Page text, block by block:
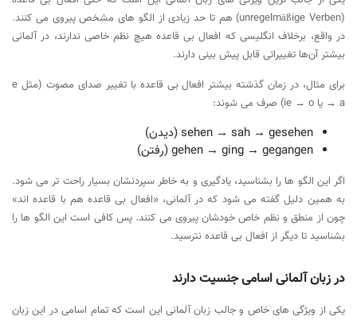
(unregelmäßige Verben) هم تا حد زیادی از الگو های مشخص پیروی می کنند.
در واقع، برخلاف انگلیسی که افعال بی قاعده هیچ نظم خاصی ندارند، در آلمانی
بیشتر آن‌ها تغییراتی قابل پیش بینی دارند.
برای مثال، در زمان گذشته بیشتر افعال بی قاعده با تغییر صدای مصوت (مثل e
→ a یا ie → o) صرف می شوند:
sehen → sah → gesehen (دیدن)
gehen → ging → gegangen (رفتن)
اگر این الگو ها را بشناسید، یادگیری و به خاطر سپردنشان بسیار راحت تر می شود.
به همین دلیل گفته می شود که در آلمانی، «افعال بی قاعده هم با قاعده اند»
چون از منطق و نظم خاص خودشان پیروی می کنند. پس کافی است این الگو ها را
بشناسید تا دیگر از افعال بی قاعده نترسید.
در زبان آلمانی اسامی جنسیت دارند
یکی از ویژگی های خاص و جالب زبان آلمانی این است که تمام اسامی در این زبان